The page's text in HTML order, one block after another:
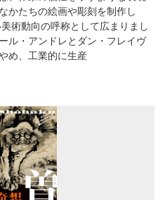
かたちの絵画や彫刻を制作し
術動向の呼称として広まりまし
ル・アンドレとダン・フレイヴ
め、工業的に生産